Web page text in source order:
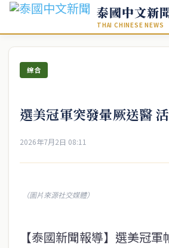
泰國中文新
THAI CHINESE NEWS
綜合
選美冠軍突發暈厥送醫
2026年7月2日 08:11
（圖片來源社交媒體）
【泰國新聞報導】選美冠